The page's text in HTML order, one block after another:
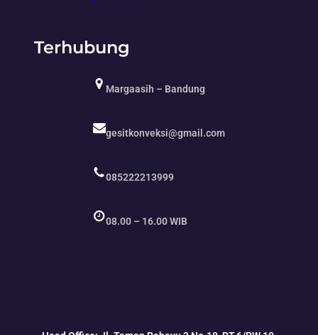
Terhubung
Margaasih – Bandung
gesitkonveksi@gmail.com
085222213999
08.00 – 16.00 WIB